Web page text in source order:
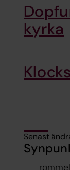
kyrka
Senast